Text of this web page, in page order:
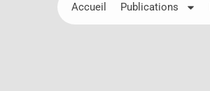
Accueil Publications